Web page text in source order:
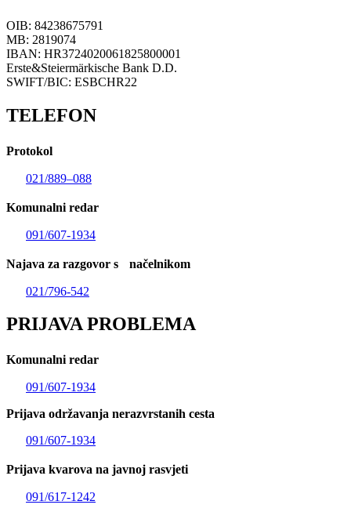
OIB: 84238675791
MB: 2819074
IBAN: HR3724020061825800001
Erste&Steiermärkische Bank D.D.
SWIFT/BIC: ESBCHR22
TELEFON
Protokol
021/889–088
Komunalni redar
091/607-1934
Najava za razgovor s načelnikom
021/796-542
PRIJAVA PROBLEMA
Komunalni redar
091/607-1934
Prijava održavanja nerazvrstanih cesta
091/607-1934
Prijava kvarova na javnoj rasvjeti
091/617-1242